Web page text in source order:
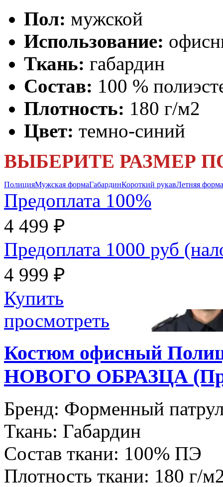
Пол: мужской
Использование:
Ткань: габардин
Состав: 100 %
Плотность: 180 г/м2
Цвет: темно-синий
ВЫБЕРИТЕ РАЗМЕР
ПолицияМужская формаГабардинКороткий рукавЛетняя форма
Предоплата 100%
4 499 ₽
Предоплата 1000 руб
4 999 ₽
Купить
просмотреть
Костюм офисный
НОВОГО ОБРАЗЦА
Бренд: Форменный
Ткань: Габардин
Состав ткани: 100% ПЭ
Плотность ткани: 180 г/